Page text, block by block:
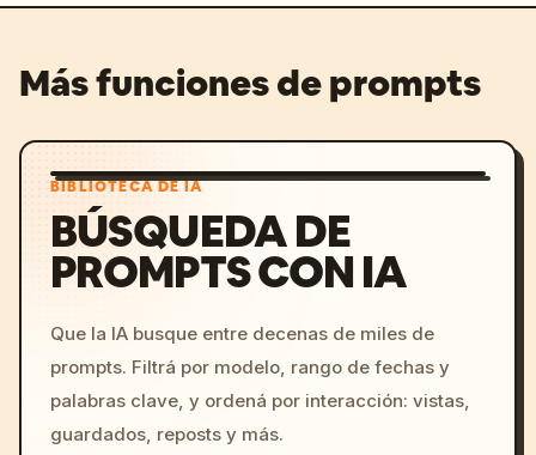
Más funciones de prompts
BIBLIOTECA DE IA
BÚSQUEDA DE
PROMPTS CON IA
Que la IA busque entre decenas de miles de
prompts. Filtrá por modelo, rango de fechas y
palabras clave, y ordená por interacción: vistas,
guardados, reposts y más.